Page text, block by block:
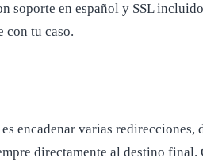
soporte en español y SSL
con tu caso.
encadenar varias
directamente al destino